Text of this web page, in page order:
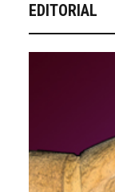
EDITORIAL